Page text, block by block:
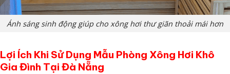
Ánh sáng sinh động giúp cho xông hơi thư giãn thoải mái hơn
Lợi Ích Khi Sử Dụng Mẫu Phòng Xông Hơi Khô
Gia Đình Tại Đà Nẵng